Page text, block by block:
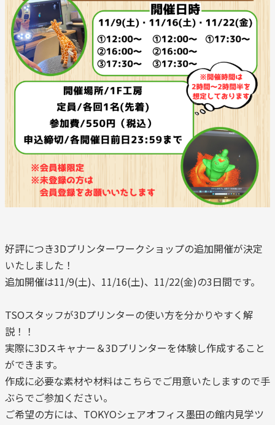
好評につき3Dプリンターワークショップの追加開催が決定
いたしました！
追加開催は11/9(土)、11/16(土)、11/22(金)の3日間です。
TSOスタッフが3Dプリンターの使い方を分かりやすく解
説！！
実際に3Dスキャナー＆3Dプリンターを体験し作成すること
ができます。
作成に必要な素材や材料はこちらでご用意いたしますので手
ぶらでご参加ください。
ご希望の方には、TOKYOシェアオフィス墨田の館内見学ツ